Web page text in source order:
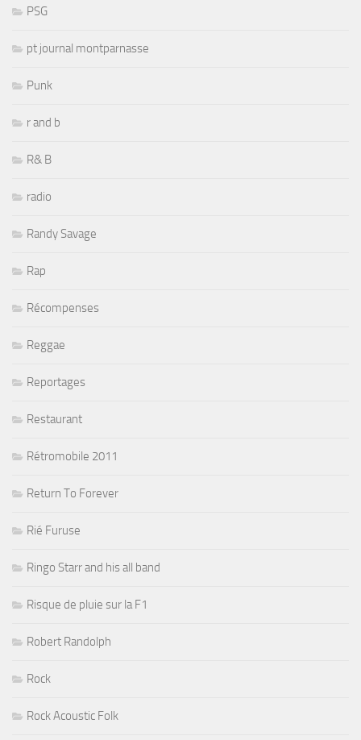
PSG
pt journal montparnasse
Punk
r and b
R& B
radio
Randy Savage
Rap
Récompenses
Reggae
Reportages
Restaurant
Rétromobile 2011
Return To Forever
Rié Furuse
Ringo Starr and his all band
Risque de pluie sur la F1
Robert Randolph
Rock
Rock Acoustic Folk